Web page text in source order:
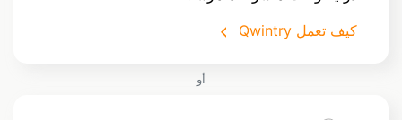
كيف تعمل Qwintry
أو